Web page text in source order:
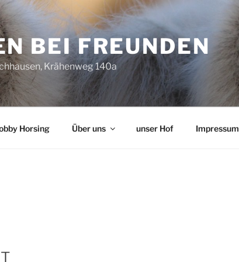
BEI FREUNDEN
Krähenweg 140a
Horsing Über uns unser Hof Impressum